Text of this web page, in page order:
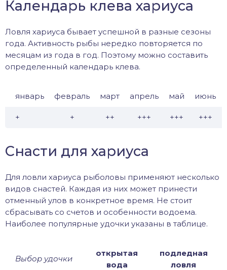
Календарь клева хариуса
Ловля хариуса бывает успешной в разные сезоны
года. Активность рыбы нередко повторяется по
месяцам из года в год. Поэтому можно составить
определенный календарь клева.
январь февраль март апрель май июнь
+ + ++ +++ +++ +++
Снасти для хариуса
Для ловли хариуса рыболовы применяют несколько
видов снастей. Каждая из них может принести
отменный улов в конкретное время. Не стоит
сбрасывать со счетов и особенности водоема.
Наиболее популярные удочки указаны в таблице.
Выбор удочки
открытая
вода
подледная
ловля